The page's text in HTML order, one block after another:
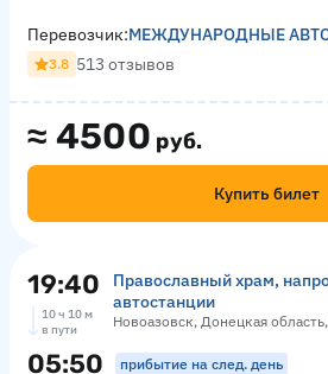
≈ 4500 руб.
Купить билет
Перевозчик:МЕЖДУНАРОДНЫЕ
3.8 513 отзывов
19:40
Православный храм,
автостанции
Новоазовск, Донецкая
10 ч 10 м
в пути
05:50 прибытие на след. день